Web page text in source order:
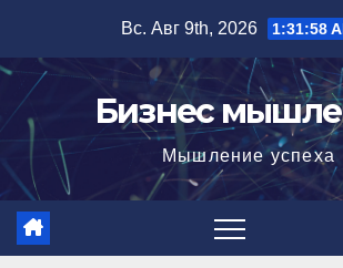
содержимому
Вс. Авг 9th, 2026 1:31:59
Бизнес
Мышление успеха